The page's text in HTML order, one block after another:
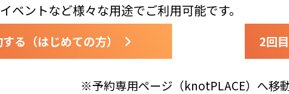
ベントなど様々な用途でご利用可能です。
る（はじめての方） 2回
※予約専用ページ（knotPLACE）へ移動